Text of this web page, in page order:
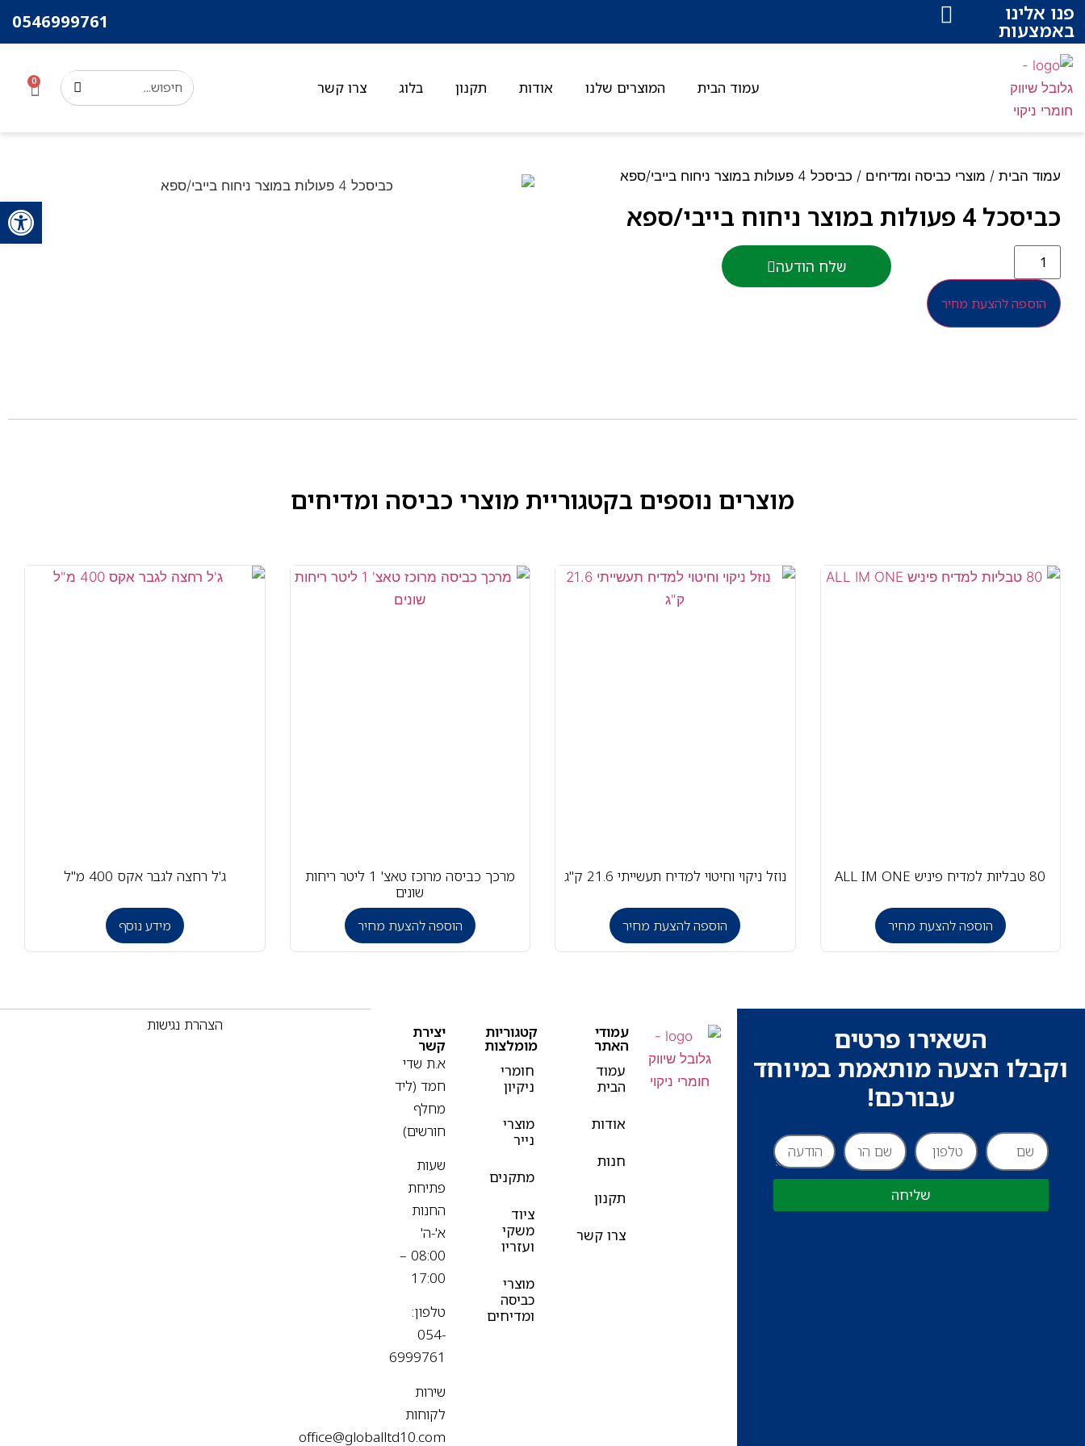
פתח
פנו אלינו
באמצעות 0546999761
עמוד הבית המוצרים שלנו אודות תקנון בלוג צרו קשר 0
עמוד הבית / מוצרי כביסה ומדיחים / כביסכל 4 פעולות במוצר ניחוח בייבי/ספא
כביסכל 4 פעולות במוצר ניחוח בייבי/ספא
הוספה להצעת מחיר
שלח הודעה
מוצרים נוספים בקטגוריית מוצרי כביסה ומדיחים
80 טבליות למדיח פיניש ALL IM ONE
הוספה להצעת מחיר
נוזל ניקוי וחיטוי למדיח תעשייתי 21.6 ק"ג
הוספה להצעת מחיר
מרכך כביסה מרוכז טאצ' 1 ליטר ריחות
שונים
הוספה להצעת מחיר
ג'ל רחצה לגבר אקס 400 מ"ל
מידע נוסף
השאירו פרטים
וקבלו הצעה מותאמת במיוחד
עבורכם!
שליחה
עמודי
האתר
עמוד
הבית
אודות
חנות
תקנון
צרו קשר
קטגוריות
מומלצות
חומרי
ניקיון
מוצרי
נייר
מתקנים
ציוד
משקי
ועזריו
מוצרי
כביסה
ומדיחים
יצירת
קשר
א.ת שדי
חמד (ליד
מחלף
חורשים)
שעות
פתיחת
החנות
א'-ה'
08:00 –
17:00
טלפון:
054-
6999761
שירות
לקוחות
office@globalltd10.com
הצהרת נגישות